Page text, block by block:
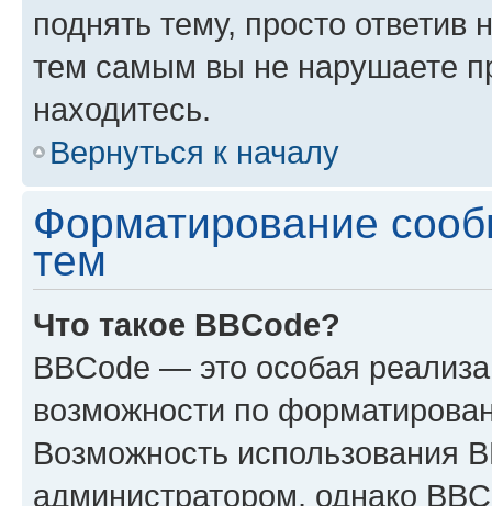
поднять тему, просто ответив
тем самым вы не нарушаете
находитесь.
Вернуться к началу
Форматирование
тем
Что такое BBCode?
BBCode — это особая
возможности по
Возможность использования
администратором, однако